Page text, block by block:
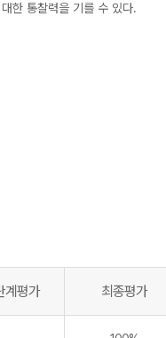
한 통찰력을 기를 수 있다.
계평가 최종평가